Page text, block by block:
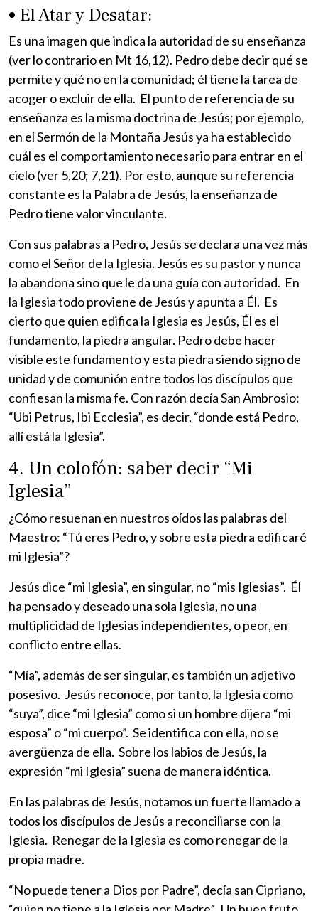
• El Atar y Desatar:
Es una imagen que indica la autoridad de su enseñanza
(ver lo contrario en Mt 16,12). Pedro debe decir qué se
permite y qué no en la comunidad; él tiene la tarea de
acoger o excluir de ella. El punto de referencia de su
enseñanza es la misma doctrina de Jesús; por ejemplo,
en el Sermón de la Montaña Jesús ya ha establecido
cuál es el comportamiento necesario para entrar en el
cielo (ver 5,20; 7,21). Por esto, aunque su referencia
constante es la Palabra de Jesús, la enseñanza de
Pedro tiene valor vinculante.
Con sus palabras a Pedro, Jesús se declara una vez más
como el Señor de la Iglesia. Jesús es su pastor y nunca
la abandona sino que le da una guía con autoridad. En
la Iglesia todo proviene de Jesús y apunta a Él. Es
cierto que quien edifica la Iglesia es Jesús, Él es el
fundamento, la piedra angular. Pedro debe hacer
visible este fundamento y esta piedra siendo signo de
unidad y de comunión entre todos los discípulos que
confiesan la misma fe. Con razón decía San Ambrosio:
“Ubi Petrus, Ibi Ecclesia”, es decir, “donde está Pedro,
allí está la Iglesia”.
4. Un colofón: saber decir “Mi
Iglesia”
¿Cómo resuenan en nuestros oídos las palabras del
Maestro: “Tú eres Pedro, y sobre esta piedra edificaré
mi Iglesia”?
Jesús dice “mi Iglesia”, en singular, no “mis Iglesias”. Él
ha pensado y deseado una sola Iglesia, no una
multiplicidad de Iglesias independientes, o peor, en
conflicto entre ellas.
“Mía”, además de ser singular, es también un adjetivo
posesivo. Jesús reconoce, por tanto, la Iglesia como
“suya”, dice “mi Iglesia” como si un hombre dijera “mi
esposa” o “mi cuerpo”. Se identifica con ella, no se
avergüenza de ella. Sobre los labios de Jesús, la
expresión “mi Iglesia” suena de manera idéntica.
En las palabras de Jesús, notamos un fuerte llamado a
todos los discípulos de Jesús a reconciliarse con la
Iglesia. Renegar de la Iglesia es como renegar de la
propia madre.
“No puede tener a Dios por Padre”, decía san Cipriano,